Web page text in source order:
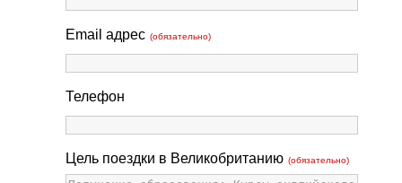
Email адрес (обязательно)
Телефон
Цель поездки в Великобританию (обязательно)